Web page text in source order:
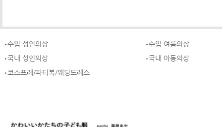
수입 성인의상
수입 여름의상
국내 성인의상
국내 아동의상
코스프레/파티복/웨딩드레스